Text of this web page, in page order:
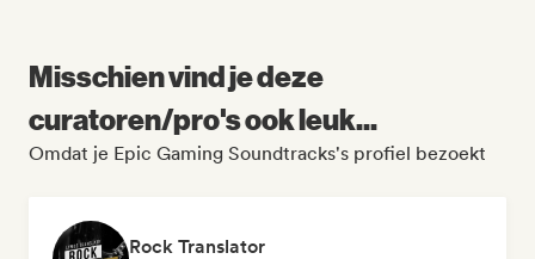
Misschien vind je deze
curatoren/pro's ook leuk...
Omdat je Epic Gaming Soundtracks's profiel bezoekt
Rock Translator